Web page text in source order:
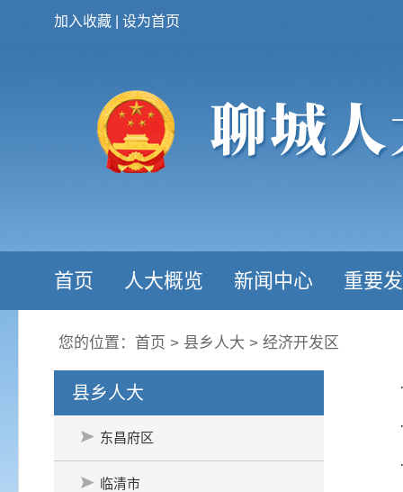
加入收藏 设为首页
首页 人大概览 新闻中心 重要
您的位置： 首页 > 县乡人大 > 经济开发区
县乡人大
东昌府区
临清市